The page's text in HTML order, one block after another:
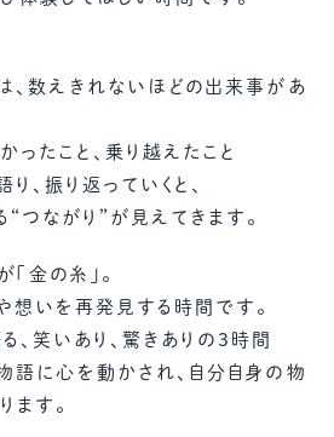
、数えきれないほどの出来事があ
ったこと、乗り越えたこと
、振り返っていくと、
“つながり”が見えてきます。
金の糸」。
想いを再発見する時間です。
、笑いあり、驚きありの3時間
語に心を動かされ、自分自身の物
ます。